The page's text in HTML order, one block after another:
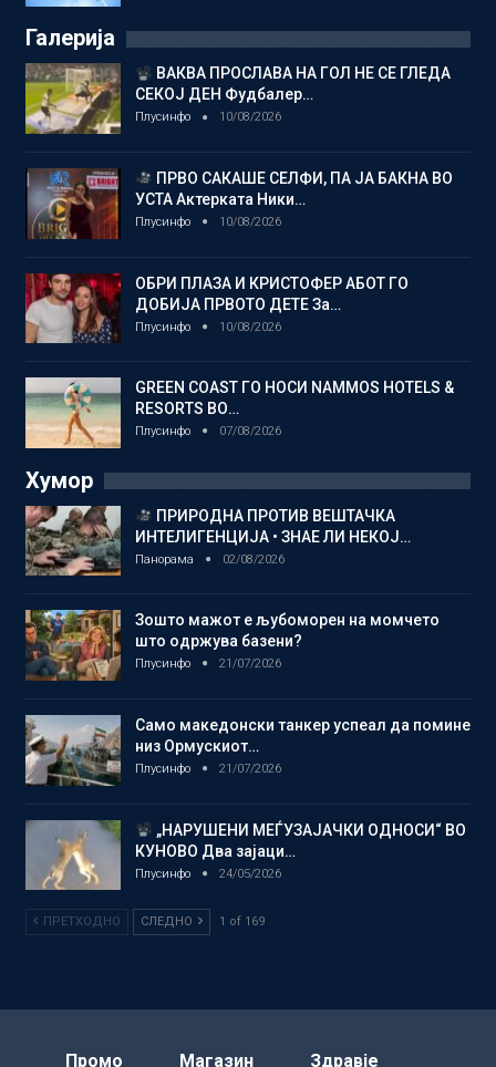
Галерија
ВАКВА ПРОСЛАВА НА ГОЛ НЕ СЕ ГЛЕДА
СЕКОЈ ДЕН Фудбалер…
Плусинфо 10/08/2026
ПРВО САКАШЕ СЕЛФИ, ПА ЈА БАКНА ВО
УСТА Актерката Ники…
Плусинфо 10/08/2026
ОБРИ ПЛАЗА И КРИСТОФЕР АБОТ ГО
ДОБИЈА ПРВОТО ДЕТЕ За…
Плусинфо 10/08/2026
GREEN COAST ГО НОСИ NAMMOS HOTELS &
RESORTS ВО…
Плусинфо 07/08/2026
Хумор
ПРИРОДНА ПРОТИВ ВЕШТАЧКА
ИНТЕЛИГЕНЦИЈА • ЗНАЕ ЛИ НЕКОЈ…
Панорама 02/08/2026
Зошто мажот е љубоморен на момчето
што одржува базени?
Плусинфо 21/07/2026
Само македонски танкер успеал да помине
низ Ормускиот…
Плусинфо 21/07/2026
„НАРУШЕНИ МЕЃУЗАЈАЧКИ ОДНОСИ“ ВО
КУНОВО Два зајаци…
Плусинфо 24/05/2026
ПРЕТХОДНО СЛЕДНО 1 of 169
Промо Магазин Здравје